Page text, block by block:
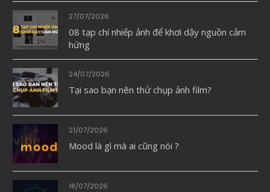
27/07/2026
08 tạp chí nhiếp ảnh để khơi dậy nguồn cảm
hứng
24/07/2026
Tại sao bạn nên thử chụp ảnh film?
21/07/2026
Mood là gì mà ai cũng nói ?
18/07/2026